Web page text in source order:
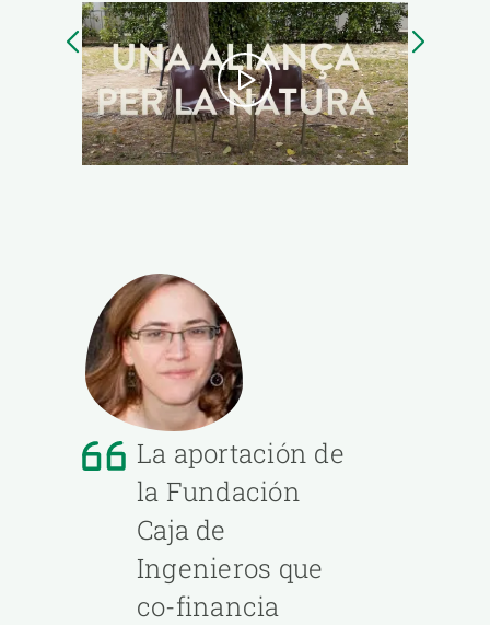
La aportación de
la Fundación
Caja de
Ingenieros que
co-financia